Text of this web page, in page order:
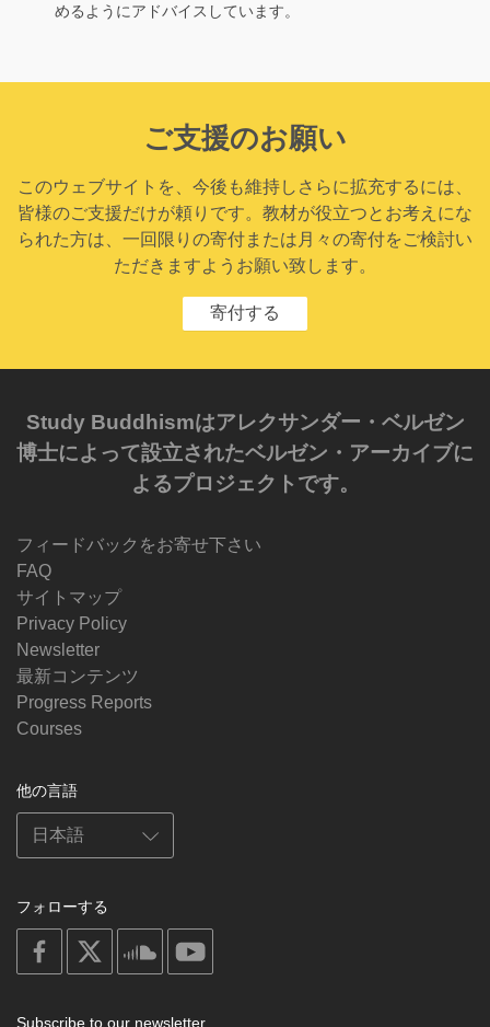
めるようにアドバイスしています。
ご支援のお願い
このウェブサイトを、今後も維持しさらに拡充するには、
皆様のご支援だけが頼りです。教材が役立つとお考えにな
られた方は、一回限りの寄付または月々の寄付をご検討い
ただきますようお願い致します。
寄付する
Study Buddhismはアレクサンダー・ベルゼン
博士によって設立されたベルゼン・アーカイブに
よるプロジェクトです。
フィードバックをお寄せ下さい
FAQ
サイトマップ
Privacy Policy
Newsletter
最新コンテンツ
Progress Reports
Courses
他の言語
フォローする
on
facebook
soundcloud
Subscribe to our newsletter